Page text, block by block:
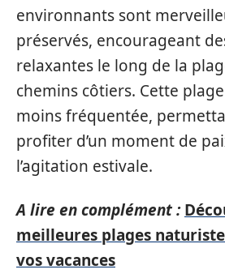
environnants sont
préservés, encourageant
relaxantes le long de la
chemins côtiers. Cette
moins fréquentée,
profiter d’un moment de
l’agitation estivale.
A lire en complément :
meilleures plages
vos vacances